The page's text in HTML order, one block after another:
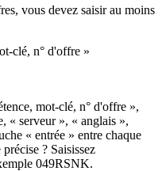
vous devez saisir au moins
clé, n° d'offre »
mot-clé, n° d'offre »,
« serveur », « anglais »,
« entrée » entre chaque
? Saisissez
049RSNK.